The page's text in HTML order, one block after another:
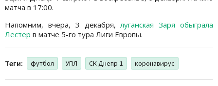
матча в 17:00.
Напомним, вчера, 3 декабря,луганская Заря обыграла
Лестер в матче 5-го тура Лиги Европы.
Теги: футбол УПЛ СК Днепр-1 коронавирус